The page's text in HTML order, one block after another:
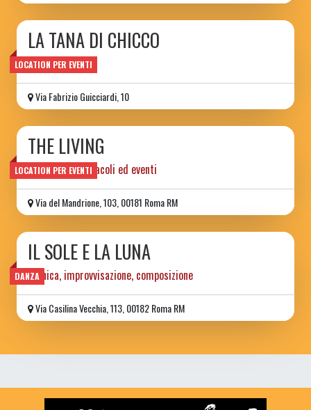
LOCATION PER EVENTI
LA TANA DI CHICCO
sala per feste
Via Fabrizio Guicciardi, 10
LOCATION PER EVENTI
THE LIVING
locale per spettacoli ed eventi
Via del Mandrione, 103, 00181 Roma RM
DANZA
IL SOLE E LA LUNA
tecnica, improvvisazione, composizione
Via Casilina Vecchia, 113, 00182 Roma RM